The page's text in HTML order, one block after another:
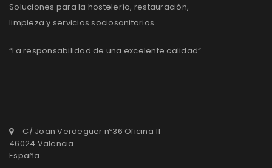
Soluciones para la hostelería, restauración,
limpieza y servicios sociosanitarios.
“La responsabilidad de una excelente calidad”.
C/ Joan Verdeguer nº36 Oficina 11
46024 Valencia
España